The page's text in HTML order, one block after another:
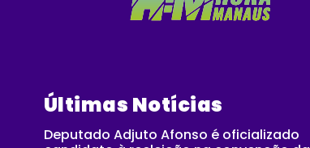
Últimas Notícias
Deputado Adjuto Afonso é oficializado